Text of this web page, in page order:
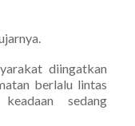
diingatkan
berlalu lintas
sedang